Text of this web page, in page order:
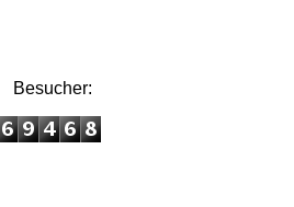
Besucher: